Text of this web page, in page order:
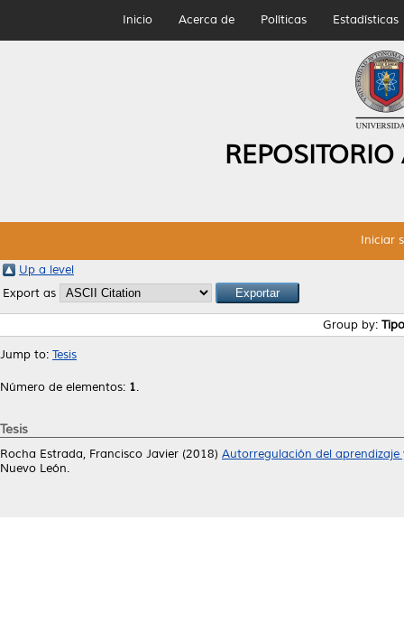
Inicio Acerca de Políticas Estadísticas
Iniciar
Up a level
Export as
Group by:
Jump to: Tesis
Número de elementos: 1.
Tesis
Rocha Estrada, Francisco Javier (2018) Autorregulación del
Nuevo León.